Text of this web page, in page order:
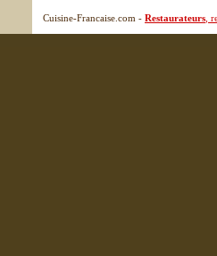
Cuisine-Francaise.com - Restaurateurs ,